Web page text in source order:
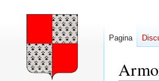
Pagina